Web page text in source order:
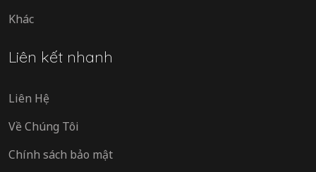
Khác
Liên kết nhanh
Liên Hệ
Về Chúng Tôi
Chính sách bảo mật